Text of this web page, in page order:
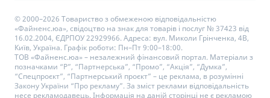
© 2000–2026 Товариство з обмеженою відповідальністю
«Файненс.юа», свідоцтво на знак для товарів і послуг № 37423 від
16.02.2004, ЄДРПОУ 22929966. Адреса: вул. Миколи Грінченка, 4В,
Київ, Україна. Графік роботи: Пн–Пт 9:00–18:00.
ТОВ «Файненс.юа» – незалежний фінансовий портал. Матеріали з
позначками “Р”, “Партнерська”, “Промо”, “Акція”, “Думка”,
“Спецпроєкт”, “Партнерський проєкт” – це реклама, в розумінні
Закону України “Про рекламу”. За зміст реклами відповідальність
несе рекламодавець. Інформація на даній сторінці не є рекламою